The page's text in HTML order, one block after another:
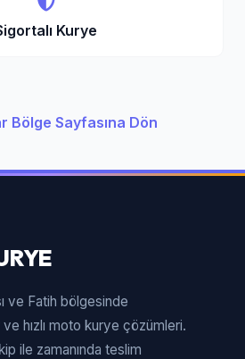
Kurye
Bölge Sayfasına Dön
ve Fatih bölgesinde
hızlı moto kurye çözümleri.
ile zamanında teslim